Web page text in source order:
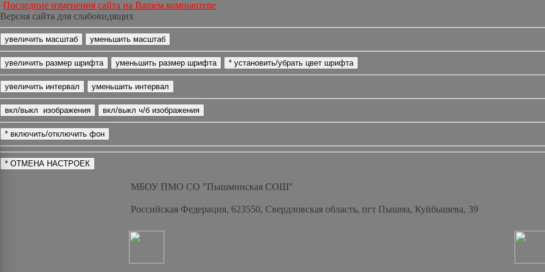
Последние изменения сайта на Вашем компьютере
Версия сайта для слабовидящих
МБОУ ПМО СО "Пышминская СОШ"
Российская Федерация, 623550, Свердловская область, пгт Пышма, Куйбышева, 39